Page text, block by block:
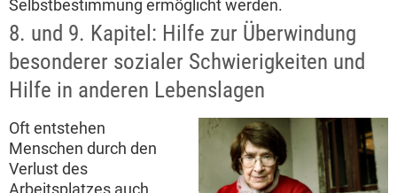
Selbstbestimmung ermöglicht werden.
8. und 9. Kapitel: Hilfe zur Überwindung
besonderer sozialer Schwierigkeiten und
Hilfe in anderen Lebenslagen
Oft entstehen
Menschen durch den
Verlust des
Arbeitsplatzes auch